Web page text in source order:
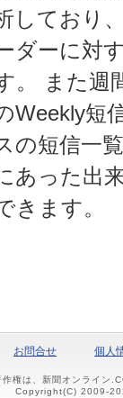
しており
ダーに対
。 また週
Weekly短
の短信一
あった出
きます。
お問合せ 個人
権は、新聞オンライン
Copyright(C) 2009-